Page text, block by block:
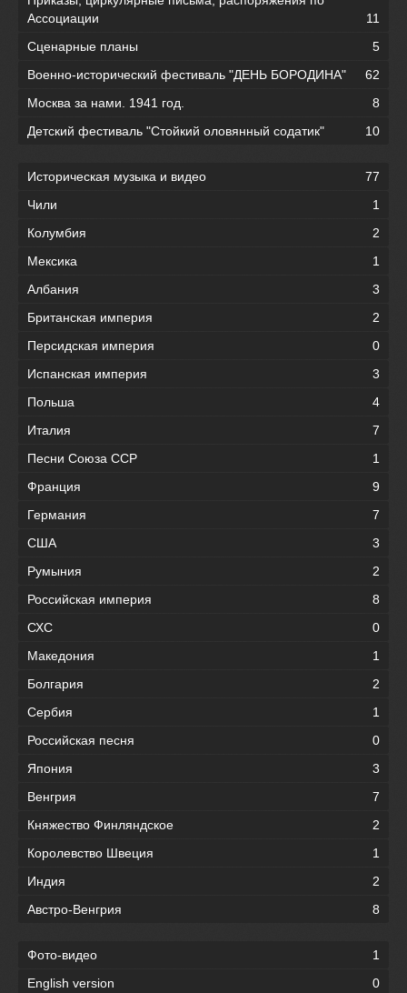
Ассоциации
11
Сценарные планы
5
Военно-исторический фестиваль "ДЕНЬ БОРОДИНА"
62
Москва за нами. 1941 год.
8
Детский фестиваль "Стойкий оловянный содатик"
10
Историческая музыка и видео
77
Чили
1
Колумбия
2
Мексика
1
Албания
3
Британская империя
2
Персидская империя
0
Испанская империя
3
Польша
4
Италия
7
Песни Союза ССР
1
Франция
9
Германия
7
США
3
Румыния
2
Российская империя
8
СХС
0
Македония
1
Болгария
2
Сербия
1
Российская песня
0
Япония
3
Венгрия
7
Княжество Финляндское
2
Королевство Швеция
1
Индия
2
Австро-Венгрия
8
Фото-видео
1
English version
0